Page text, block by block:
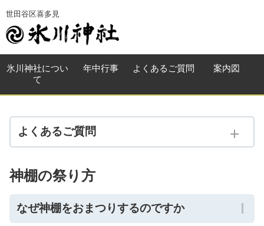
世田谷区喜多見
氷川神社につい
て
年中行事 よくある ご質問 案内図
よくあるご質問
神社と祭神
神社の祭り
神棚の祭り方
なぜ神棚をおまつりするのですか